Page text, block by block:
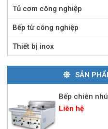
Tủ cơm công nghiệp
Bếp từ công nghiệp
Thiết bị inox
SẢN
Bếp nướng
Bếp chiên
Liên hệ